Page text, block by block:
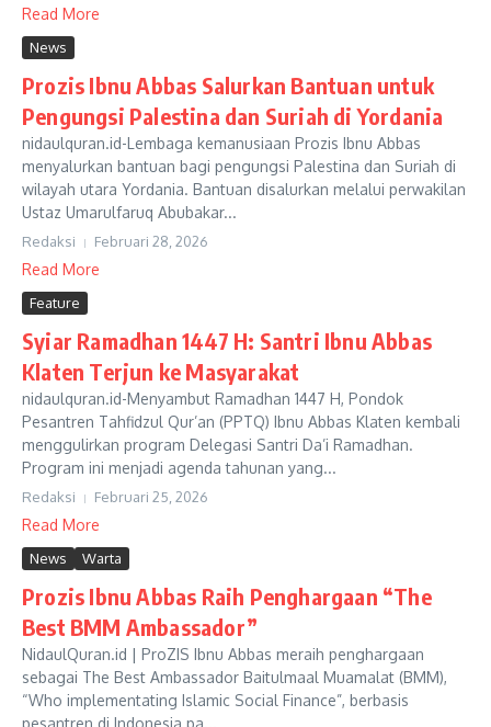
Read More
News
Prozis Ibnu Abbas Salurkan Bantuan untuk
Pengungsi Palestina dan Suriah di Yordania
nidaulquran.id-Lembaga kemanusiaan Prozis Ibnu Abbas
menyalurkan bantuan bagi pengungsi Palestina dan Suriah di
wilayah utara Yordania. Bantuan disalurkan melalui perwakilan
Ustaz Umarulfaruq Abubakar...
Redaksi Februari 28, 2026
Read More
Feature
Syiar Ramadhan 1447 H: Santri Ibnu Abbas
Klaten Terjun ke Masyarakat
nidaulquran.id-Menyambut Ramadhan 1447 H, Pondok
Pesantren Tahfidzul Qur’an (PPTQ) Ibnu Abbas Klaten kembali
menggulirkan program Delegasi Santri Da’i Ramadhan.
Program ini menjadi agenda tahunan yang...
Redaksi Februari 25, 2026
Read More
News Warta
Prozis Ibnu Abbas Raih Penghargaan “The
Best BMM Ambassador”
NidaulQuran.id | ProZIS Ibnu Abbas meraih penghargaan
sebagai The Best Ambassador Baitulmaal Muamalat (BMM),
“Who implementating Islamic Social Finance”, berbasis
pesantren di Indonesia pa...